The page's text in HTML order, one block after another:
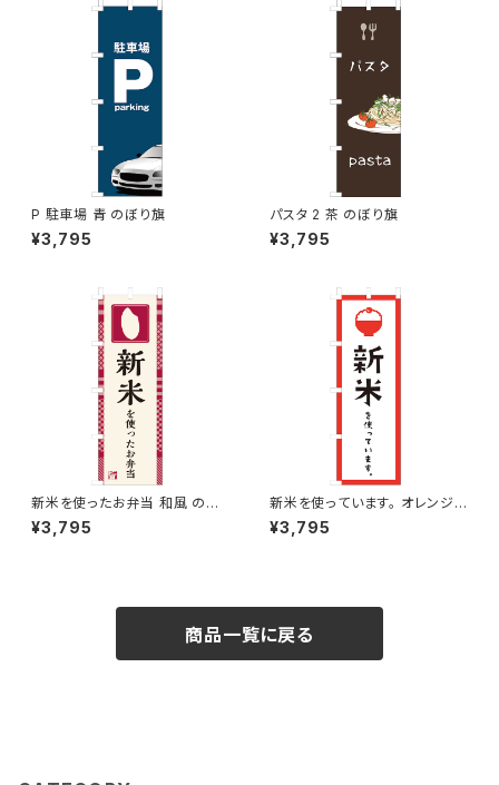
P 駐車場 青 のぼり旗
¥3,795
パスタ 2 茶 のぼり旗
¥3,795
新米を使ったお弁当 和風 のぼ
り旗
¥3,795
新米を使っています。 オレンジ
のぼり旗
¥3,795
商品一覧に戻る